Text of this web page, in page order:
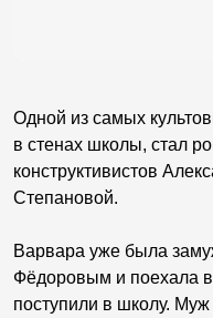
Одной из самых
в стенах школы, стал
конструктивистов
Степановой.
Варвара уже была
Фёдоровым и поехала
поступили в школу.